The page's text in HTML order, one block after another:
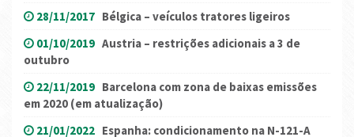
28/11/2017 Bélgica – veículos tratores ligeiros
01/10/2019 Austria – restrições adicionais a 3 de
outubro
22/11/2019 Barcelona com zona de baixas emissões
em 2020 (em atualização)
21/01/2022 Espanha: condicionamento na N-121-A